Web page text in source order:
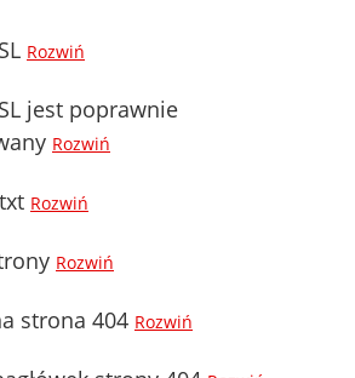
Rozwiń
jest poprawnie
Rozwiń
Rozwiń
Rozwiń
strona 404 Rozwiń